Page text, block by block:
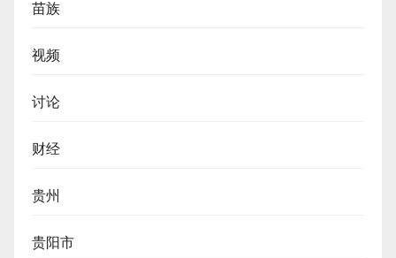
苗族
视频
讨论
财经
贵州
贵阳市